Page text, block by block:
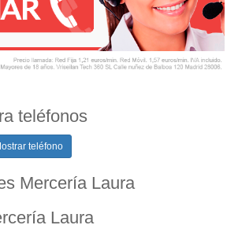
teléfonos
teléfono
Mercería Laura
Laura